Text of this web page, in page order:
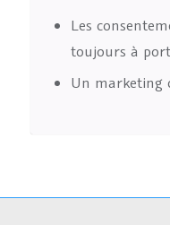
Les
toujours à
Un marketing